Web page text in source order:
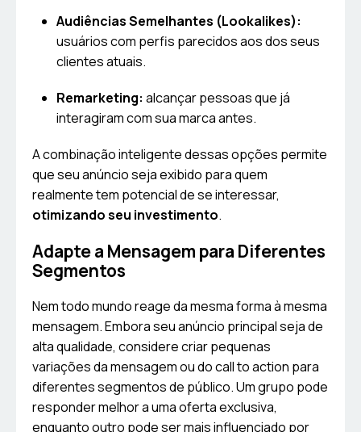
Audiências Semelhantes (Lookalikes):
usuários com perfis parecidos aos dos seus
clientes atuais.
Remarketing: alcançar pessoas que já
interagiram com sua marca antes.
A combinação inteligente dessas opções permite
que seu anúncio seja exibido para quem
realmente tem potencial de se interessar,
otimizando seu investimento.
Adapte a Mensagem para Diferentes
Segmentos
Nem todo mundo reage da mesma forma à mesma
mensagem. Embora seu anúncio principal seja de
alta qualidade, considere criar pequenas
variações da mensagem ou do call to action para
diferentes segmentos de público. Um grupo pode
responder melhor a uma oferta exclusiva,
enquanto outro pode ser mais influenciado por